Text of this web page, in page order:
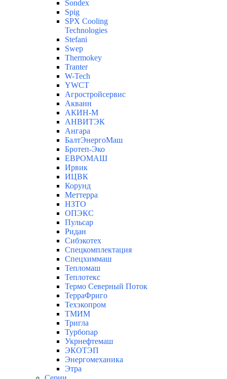
Sondex
Spig
SPX Cooling
Technologies
Stefani
Swep
Thermokey
Tranter
W-Tech
YWCT
Агростройсервис
Акванн
АКИН-М
АНВИТЭК
Ангара
БалтЭнергоМаш
Бротеп-Эко
ЕВРОМАШ
Ирвик
ИЦВК
Корунд
Меттерра
НЗТО
ОПЭКС
Пульсар
Ридан
Сибэкотех
Спецкомплектация
Спецхиммаш
Тепломаш
Теплотекс
Термо Северный Поток
ТерраФриго
Техэкопром
ТМИМ
Тригла
Турбопар
Укрнефтемаш
ЭКОТЭП
Энергомеханика
Этра